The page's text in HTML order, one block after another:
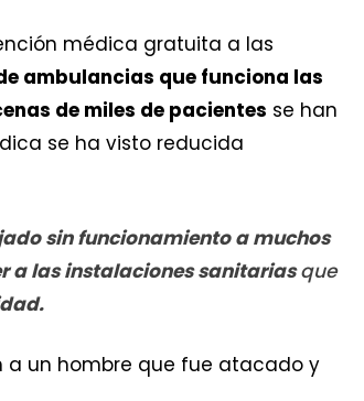
médica gratuita a las
ambulancias que funciona las
de miles de pacientes se han
se ha visto reducida
sin funcionamiento a muchos
a las instalaciones sanitariasque